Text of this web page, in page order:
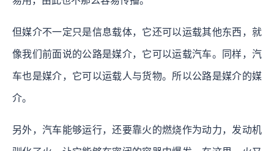
但媒介不一定只是信息载体，它还可以运载其他东西，就
像我们前面说的公路是媒介，它可以运载汽车。同样，汽
车也是媒介，它可以运载人与货物。所以公路是媒介的媒
介。
另外，汽车能够运行，还要靠火的燃烧作为动力，发动机